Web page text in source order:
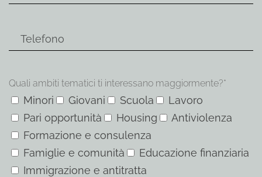
Quali ambiti tematici ti interessano maggiormente?*
Minori Giovani Scuola
Lavoro
Pari opportunità
Housing
Antiviolenza
Formazione e consulenza
Famiglie e comunità
Educazione finanziaria
Immigrazione e antitratta